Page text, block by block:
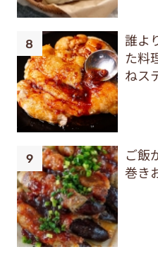
誰よ
た料
ねス
ご飯
巻き